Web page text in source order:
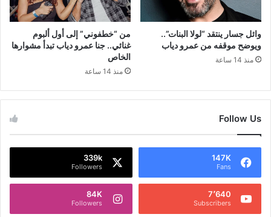
وائل جسار ينتقد “لولا البنات”..
ويوضح موقفه من عمرو دياب
منذ 14 ساعة
من “خطفوني” إلى أول ألبوم
غنائي.. جنا عمرو دياب تبدأ مشوارها
الخاص
منذ 14 ساعة
Follow Us
147K
Fans
339k
Followers
7٬640
Subscribers
84K
Followers